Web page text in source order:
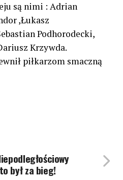
są nimi : Adrian
,Łukasz
Podhorodecki,
Krzywda.
piłkarzom smaczną
był za bieg!